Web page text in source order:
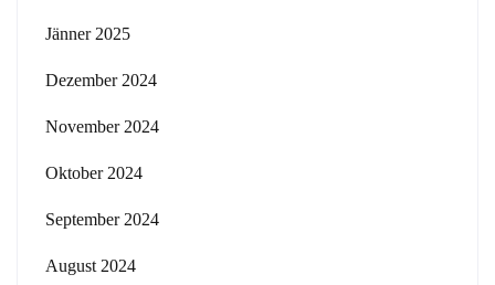
Jänner 2025
Dezember 2024
November 2024
Oktober 2024
September 2024
August 2024